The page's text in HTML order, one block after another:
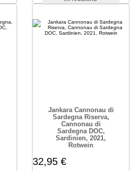
Jankara Cannonau di
Sardegna Riserva,
Cannonau di
Sardegna DOC,
Sardinien, 2021,
Rotwein
32,95 €